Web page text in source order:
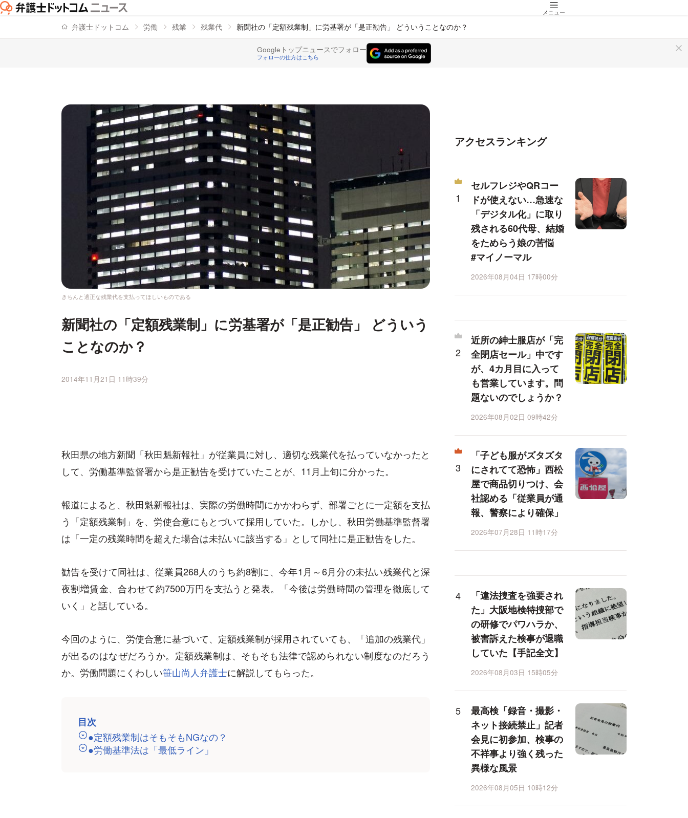
メニュー
弁護士ドットコム 労働 残業 残業代 新聞社の「定額残業制」に労基署が「是正勧告」 どういうことなのか？
Googleトップニュースでフォロー
フォローの仕方はこちら
きちんと適正な残業代を支払ってほしいものである
新聞社の「定額残業制」に労基署が「是正勧告」 どういう
ことなのか？
2014年11月21日 11時39分
秋田県の地方新聞「秋田魁新報社」が従業員に対し、適切な残業代を払っていなかったと
して、労働基準監督署から是正勧告を受けていたことが、11月上旬に分かった。
報道によると、秋田魁新報社は、実際の労働時間にかかわらず、部署ごとに一定額を支払
う「定額残業制」を、労使合意にもとづいて採用していた。しかし、秋田労働基準監督署
は「一定の残業時間を超えた場合は未払いに該当する」として同社に是正勧告をした。
勧告を受けて同社は、従業員268人のうち約8割に、今年1月～6月分の未払い残業代と深
夜割増賃金、合わせて約7500万円を支払うと発表。「今後は労働時間の管理を徹底して
いく」と話している。
今回のように、労使合意に基づいて、定額残業制が採用されていても、「追加の残業代」
が出るのはなぜだろうか。定額残業制は、そもそも法律で認められない制度なのだろう
か。労働問題にくわしい笹山尚人弁護士に解説してもらった。
目次
●定額残業制はそもそもNGなの？
●労働基準法は「最低ライン」
アクセスランキング
セルフレジやQRコー
ドが使えない…急速な
「デジタル化」に取り
残される60代母、結婚
をためらう娘の苦悩
#マイノーマル
2026年08月04日 17時00分
近所の紳士服店が「完
全閉店セール」中です
が、4カ月目に入って
も営業しています。問
題ないのでしょうか？
2026年08月02日 09時42分
「子ども服がズタズタ
にされてて恐怖」西松
屋で商品切りつけ、会
社認める「従業員が通
報、警察により確保」
2026年07月28日 11時17分
「違法捜査を強要され
た」大阪地検特捜部で
の研修でパワハラか、
被害訴えた検事が退職
していた【手記全文】
2026年08月03日 15時05分
最高検「録音・撮影・
ネット接続禁止」記者
会見に初参加、検事の
不祥事より強く残った
異様な風景
2026年08月05日 10時12分